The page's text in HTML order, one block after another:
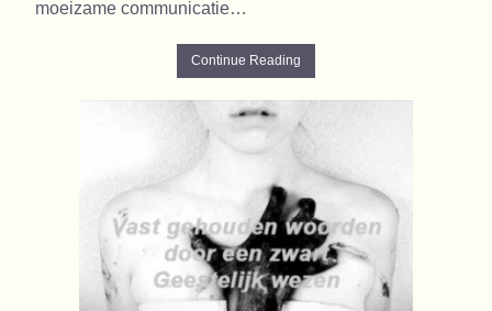
moeizame communicatie…
Continue Reading